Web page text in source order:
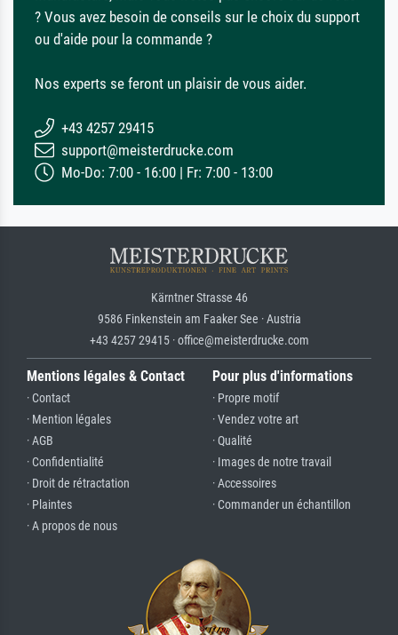
? Vous avez besoin de conseils sur le choix du support
ou d'aide pour la commande ?
Nos experts se feront un plaisir de vous aider.
+43 4257 29415
support@meisterdrucke.com
Mo-Do: 7:00 - 16:00 | Fr: 7:00 - 13:00
Kärntner Strasse 46
9586 Finkenstein am Faaker See · Austria
+43 4257 29415 · office@meisterdrucke.com
Mentions légales & Contact
· Contact
· Mention légales
· AGB
· Confidentialité
· Droit de rétractation
· Plaintes
· A propos de nous
Pour plus d'informations
· Propre motif
· Vendez votre art
· Qualité
· Images de notre travail
· Accessoires
· Commander un échantillon